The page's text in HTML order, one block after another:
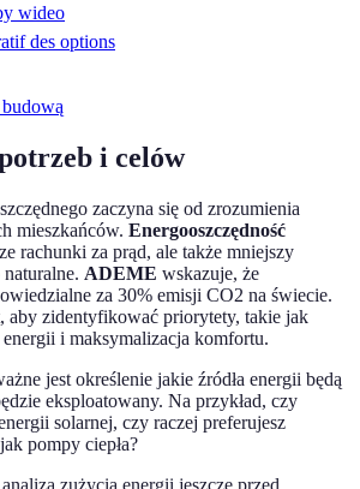
wideo
des options
i celów
zaczyna się od zrozumienia
mieszkańców. Energooszczędność
rachunki za prąd, ale także mniejszy
ADEME wskazuje, że
za 30% emisji CO2 na świecie.
aby zidentyfikować priorytety, takie jak
i maksymalizacja komfortu.
jest określenie jakie źródła energii będą
eksploatowany. Na przykład, czy
solarnej, czy raczej preferujesz
pompy ciepła?
zużycia energii jeszcze przed